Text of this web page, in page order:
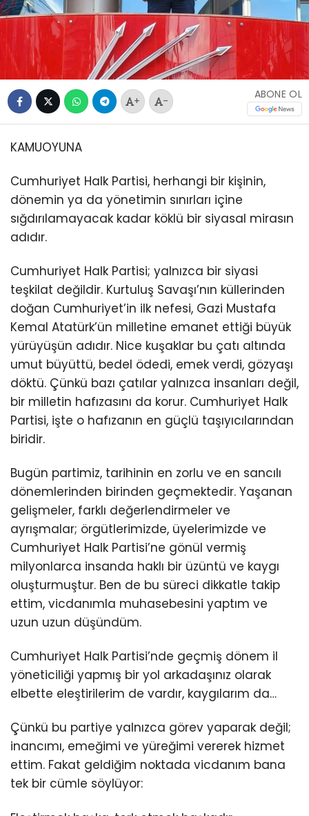
+ -
ABONE OL
KAMUOYUNA
Cumhuriyet Halk Partisi, herhangi bir kişinin,
dönemin ya da yönetimin sınırları içine
sığdırılamayacak kadar köklü bir siyasal mirasın
adıdır.
Cumhuriyet Halk Partisi; yalnızca bir siyasi
teşkilat değildir. Kurtuluş Savaşı’nın küllerinden
doğan Cumhuriyet’in ilk nefesi, Gazi Mustafa
Kemal Atatürk’ün milletine emanet ettiği büyük
yürüyüşün adıdır. Nice kuşaklar bu çatı altında
umut büyüttü, bedel ödedi, emek verdi, gözyaşı
döktü. Çünkü bazı çatılar yalnızca insanları değil,
bir milletin hafızasını da korur. Cumhuriyet Halk
Partisi, işte o hafızanın en güçlü taşıyıcılarından
biridir.
Bugün partimiz, tarihinin en zorlu ve en sancılı
dönemlerinden birinden geçmektedir. Yaşanan
gelişmeler, farklı değerlendirmeler ve
ayrışmalar; örgütlerimizde, üyelerimizde ve
Cumhuriyet Halk Partisi’ne gönül vermiş
milyonlarca insanda haklı bir üzüntü ve kaygı
oluşturmuştur. Ben de bu süreci dikkatle takip
ettim, vicdanımla muhasebesini yaptım ve
uzun uzun düşündüm.
Cumhuriyet Halk Partisi’nde geçmiş dönem il
yöneticiliği yapmış bir yol arkadaşınız olarak
elbette eleştirilerim de vardır, kaygılarım da…
Çünkü bu partiye yalnızca görev yaparak değil;
inancımı, emeğimi ve yüreğimi vererek hizmet
ettim. Fakat geldiğim noktada vicdanım bana
tek bir cümle söylüyor: